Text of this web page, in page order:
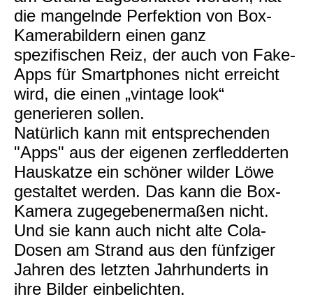
die mangelnde Perfektion von Box-
Kamerabildern einen ganz
spezifischen Reiz, der auch von Fake-
Apps für Smartphones nicht erreicht
wird, die einen „vintage look“
generieren sollen.
Natürlich kann mit entsprechenden
"Apps" aus der eigenen zerfledderten
Hauskatze ein schöner wilder Löwe
gestaltet werden. Das kann die Box-
Kamera zugegebenermaßen nicht.
Und sie kann auch nicht alte Cola-
Dosen am Strand aus den fünfziger
Jahren des letzten Jahrhunderts in
ihre Bilder einbelichten.